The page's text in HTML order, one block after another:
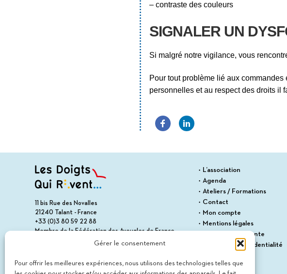
Gérer le consentement
Pour offrir les meilleures expériences, nous utilisons des technologies telles que
– contraste des couleurs
SIGNALER UN
Si malgré notre vigilance, vous
Pour tout problème lié aux
personnelles et au respect des droits il
11 bis Rue des Novalles
21240 Talant - France
+33 (0)3 80 59 22 88
Membre de la Fédération des Aveugles de France
Membre du collectif Les Éditeurs Atypiques
L’association
Agenda
Ateliers / Formations
Contact
Mon compte
Mentions légales
Conditions de vente
Politique de confidentialité